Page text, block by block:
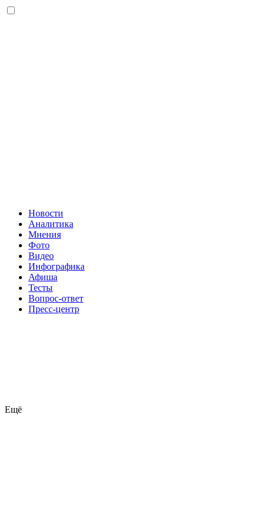
Новости
Аналитика
Мнения
Фото
Видео
Инфографика
Афиша
Тесты
Вопрос-ответ
Пресс-центр
Ещё